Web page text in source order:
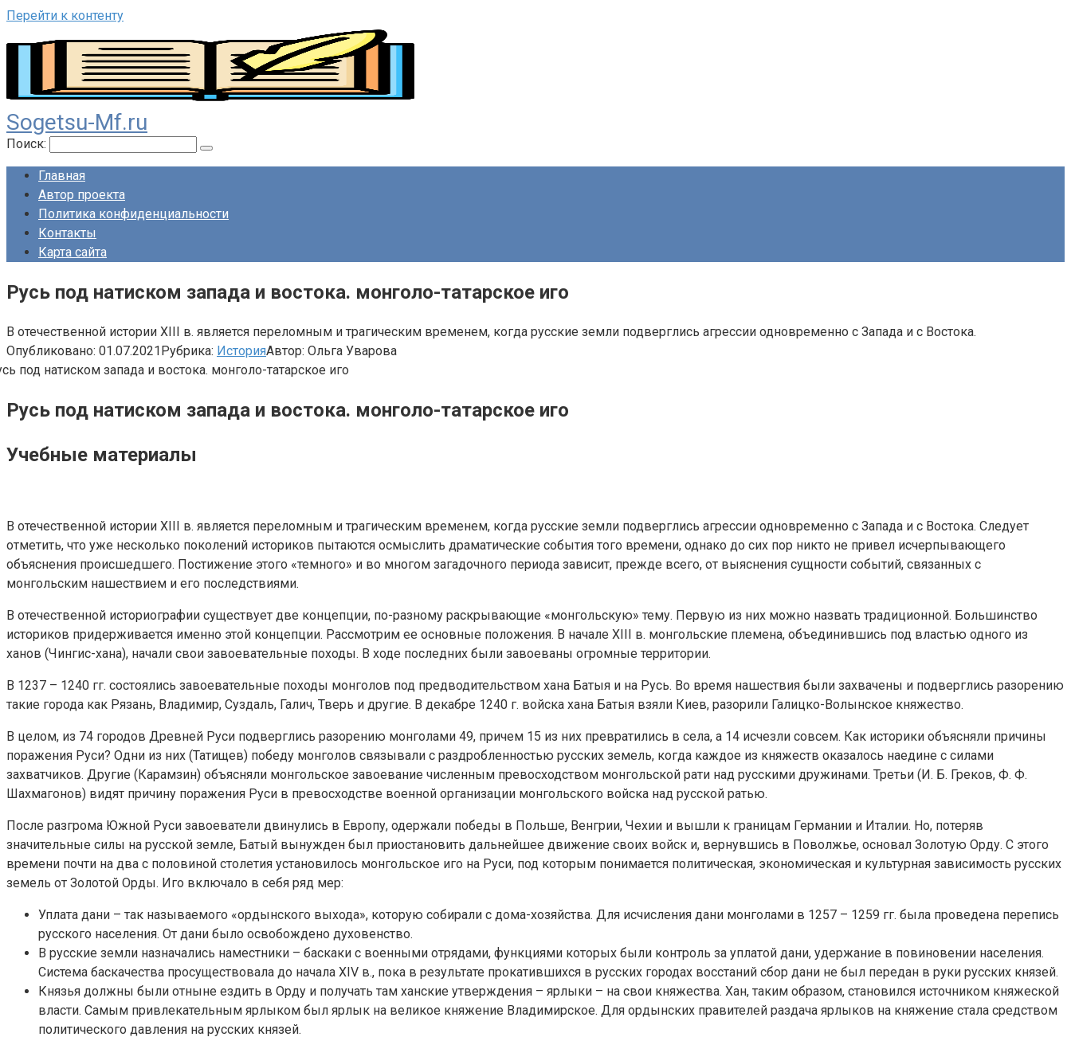
Перейти к контенту
Sogetsu-Mf.ru
Поиск:
Главная
Автор проекта
Политика конфиденциальности
Контакты
Карта сайта
Русь под натиском запада и востока. монголо-татарское иго
В отечественной истории XIII в. является переломным и трагическим временем, когда русские земли подверглись агрессии одновременно с Запада и с Востока.
Опубликовано: 01.07.2021Рубрика: ИсторияАвтор: Ольга Уварова
Русь под натиском запада и востока. монголо-татарское иго
Учебные материалы
В отечественной истории XIII в. является переломным и трагическим временем, когда русские земли подверглись агрессии одновременно с Запада и с Востока. Следует
отметить, что уже несколько поколений историков пытаются осмыслить драматические события того времени, однако до сих пор никто не привел исчерпывающего
объяснения происшедшего. Постижение этого «темного» и во многом загадочного периода зависит, прежде всего, от выяснения сущности событий, связанных с
монгольским нашествием и его последствиями.
В отечественной историографии существует две концепции, по-разному раскрывающие «монгольскую» тему. Первую из них можно назвать традиционной. Большинство
историков придерживается именно этой концепции. Рассмотрим ее основные положения. В начале XIII в. монгольские племена, объединившись под властью одного из
ханов (Чингис-хана), начали свои завоевательные походы. В ходе последних были завоеваны огромные территории.
В 1237 – 1240 гг. состоялись завоевательные походы монголов под предводительством хана Батыя и на Русь. Во время нашествия были захвачены и подверглись разорению
такие города как Рязань, Владимир, Суздаль, Галич, Тверь и другие. В декабре 1240 г. войска хана Батыя взяли Киев, разорили Галицко-Волынское княжество.
В целом, из 74 городов Древней Руси подверглись разорению монголами 49, причем 15 из них превратились в села, а 14 исчезли совсем. Как историки объясняли причины
поражения Руси? Одни из них (Татищев) победу монголов связывали с раздробленностью русских земель, когда каждое из княжеств оказалось наедине с силами
захватчиков. Другие (Карамзин) объясняли монгольское завоевание численным превосходством монгольской рати над русскими дружинами. Третьи (И. Б. Греков, Ф. Ф.
Шахмагонов) видят причину поражения Руси в превосходстве военной организации монгольского войска над русской ратью.
После разгрома Южной Руси завоеватели двинулись в Европу, одержали победы в Польше, Венгрии, Чехии и вышли к границам Германии и Италии. Но, потеряв
значительные силы на русской земле, Батый вынужден был приостановить дальнейшее движение своих войск и, вернувшись в Поволжье, основал Золотую Орду. С этого
времени почти на два с половиной столетия установилось монгольское иго на Руси, под которым понимается политическая, экономическая и культурная зависимость русских
земель от Золотой Орды. Иго включало в себя ряд мер:
Уплата дани – так называемого «ордынского выхода», которую собирали с дома-хозяйства. Для исчисления дани монголами в 1257 – 1259 гг. была проведена перепись
русского населения. От дани было освобождено духовенство.
В русские земли назначались наместники – баскаки с военными отрядами, функциями которых были контроль за уплатой дани, удержание в повиновении населения.
Система баскачества просуществовала до начала XIV в., пока в результате прокатившихся в русских городах восстаний сбор дани не был передан в руки русских князей.
Князья должны были отныне ездить в Орду и получать там ханские утверждения – ярлыки – на свои княжества. Хан, таким образом, становился источником княжеской
власти. Самым привлекательным ярлыком был ярлык на великое княжение Владимирское. Для ордынских правителей раздача ярлыков на княжение стала средством
политического давления на русских князей.